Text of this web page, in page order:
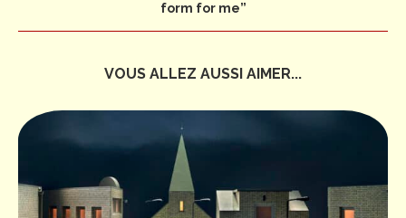
form for me”
VOUS ALLEZ AUSSI AIMER...